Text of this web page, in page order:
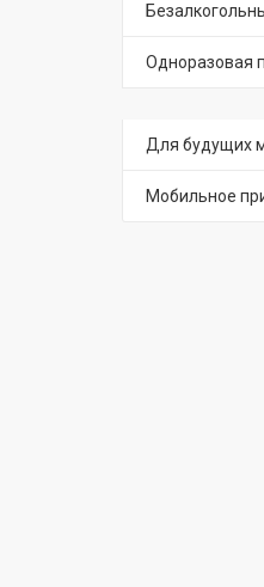
Одноразовая
Для будущих
Мобильное